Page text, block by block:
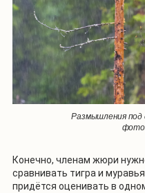
Размышления под
Конечно, членам жюри
сравнивать тигра и
придётся оценивать в